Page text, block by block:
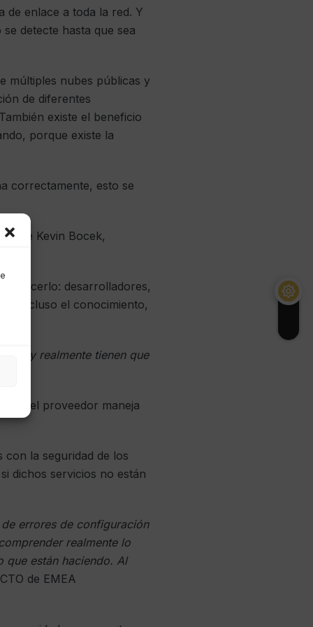
enlace a toda la red. Y
detecte hasta que sea
múltiples nubes públicas y
de diferentes
existe el beneficio
porque existe la
correctamente, esto se
«, dice Kevin Bocek,
hacerlo: desarrolladores,
o incluso el conocimiento,
y realmente tienen que
que el proveedor maneja
la seguridad de los
dichos servicios no están
errores de configuración
realmente lo
que están haciendo. Al
de EMEA